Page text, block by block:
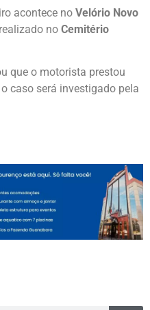
acontece no Velório Novo
no Cemitério
que o motorista prestou
caso será investigado pela